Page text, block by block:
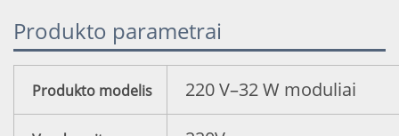
Produkto parametrai
Produkto modelis 220 V–32 W moduliai